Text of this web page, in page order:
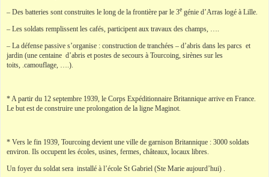
– Des batteries sont construites le long de la frontière par le 3e génie d’Arras logé à Lille.
– Les soldats remplissent les cafés, participent aux travaux des champs, ….
– La défense passive s’organise : construction de tranchées – d’abris dans les parcs et
jardin (une centaine d’abris et postes de secours à Tourcoing, sirènes sur les
toits, .camouflage, ….).
* A partir du 12 septembre 1939, le Corps Expéditionnaire Britannique arrive en France.
Le but est de construire une prolongation de la ligne Maginot.
* Vers le fin 1939, Tourcoing devient une ville de garnison Britannique : 3000 soldats
environ. Ils occupent les écoles, usines, fermes, châteaux, locaux libres.
Un foyer du soldat sera installé à l’école St Gabriel (Ste Marie aujourd’hui) .